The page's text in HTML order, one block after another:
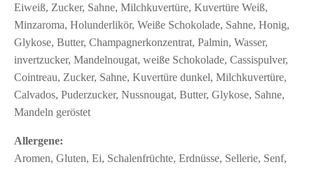
Eiweiß, Zucker, Sahne, Milchkuvertüre, Kuvertüre Weiß,
Minzaroma, Holunderlikör, Weiße Schokolade, Sahne, Honig,
Glykose, Butter, Champagnerkonzentrat, Palmin, Wasser,
invertzucker, Mandelnougat, weiße Schokolade, Cassispulver,
Cointreau, Zucker, Sahne, Kuvertüre dunkel, Milchkuvertüre,
Calvados, Puderzucker, Nussnougat, Butter, Glykose, Sahne,
Mandeln geröstet
Allergene:
Aromen, Gluten, Ei, Schalenfrüchte, Erdnüsse, Sellerie, Senf,
BARGELDLOS IM CAFE LUITPOLD